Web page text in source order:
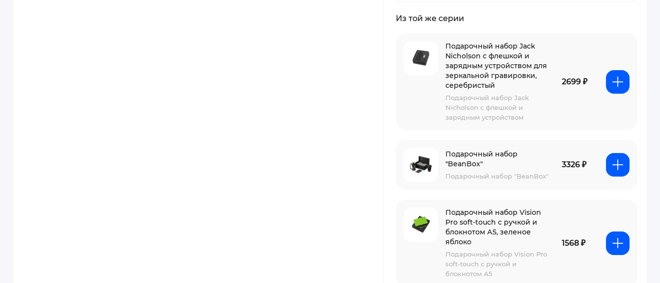
Из той же серии
Подарочный набор Jack
Nicholson с флешкой и
зарядным устройством для
зеркальной гравировки,
серебристый
Подарочный набор Jack
Nicholson с флешкой и
зарядным устройством
2699 ₽
Подарочный набор
"BeanBox"
Подарочный набор "BeanBox"
3326 ₽
Подарочный набор Vision
Pro soft-touch с ручкой и
блокнотом А5, зеленое
яблоко
Подарочный набор Vision Pro
soft-touch с ручкой и
блокнотом А5
1568 ₽